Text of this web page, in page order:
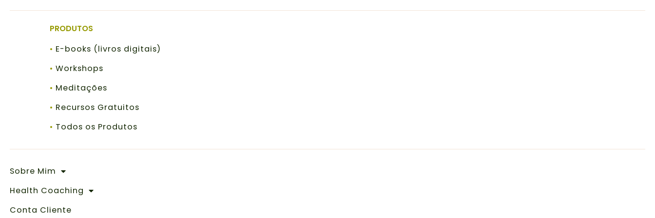
PRODUTOS
• ‎ ‎E-books (livros digitais)
• ‎ ‎Workshops
• ‎ ‎Meditações
• ‎ ‎Recursos Gratuitos
• ‎ ‎Todos os Produtos
Sobre Mim
Health Coaching
Conta Cliente